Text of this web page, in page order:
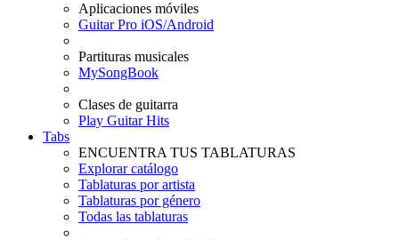
Aplicaciones móviles
Guitar Pro iOS/Android
Partituras musicales
MySongBook
Clases de guitarra
Play Guitar Hits
Tabs
ENCUENTRA TUS TABLATURAS
Explorar catálogo
Tablaturas por artista
Tablaturas por género
Todas las tablaturas